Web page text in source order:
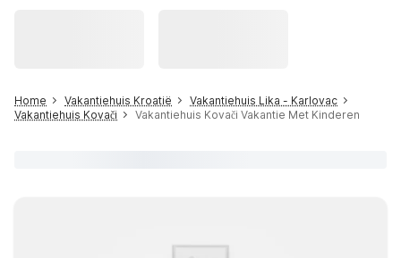
Home Vakantiehuis Kroatië
Vakantiehuis Lika - Karlovac
Vakantiehuis Kovači
Vakantiehuis Kovači Vakantie Met Kinderen